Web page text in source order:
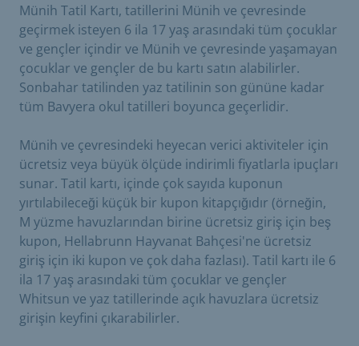
Münih Tatil Kartı, tatillerini Münih ve çevresinde
geçirmek isteyen 6 ila 17 yaş arasındaki tüm çocuklar
ve gençler içindir ve Münih ve çevresinde yaşamayan
çocuklar ve gençler de bu kartı satın alabilirler.
Sonbahar tatilinden yaz tatilinin son gününe kadar
tüm Bavyera okul tatilleri boyunca geçerlidir.
Münih ve çevresindeki heyecan verici aktiviteler için
ücretsiz veya büyük ölçüde indirimli fiyatlarla ipuçları
sunar. Tatil kartı, içinde çok sayıda kuponun
yırtılabileceği küçük bir kupon kitapçığıdır (örneğin,
M yüzme havuzlarından birine ücretsiz giriş için beş
kupon, Hellabrunn Hayvanat Bahçesi'ne ücretsiz
giriş için iki kupon ve çok daha fazlası). Tatil kartı ile 6
ila 17 yaş arasındaki tüm çocuklar ve gençler
Whitsun ve yaz tatillerinde açık havuzlara ücretsiz
girişin keyfini çıkarabilirler.